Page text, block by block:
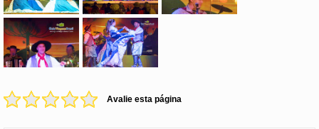
Avalie esta página